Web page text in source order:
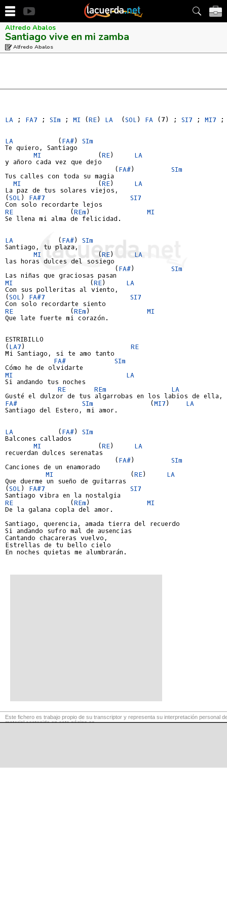
Alfredo Abalos
Santiago vive en mi zamba
Alfredo Abalos
LA ; FA7 ; SIm ; MI (RE) LA (SOL ) FA (7) ; SI7 ; MI7
LA
          (
FA#) SIm
Te quiero, Santiago
MI
             (
RE) LA
y añoro cada vez que dejo
                           (
FA#) SIm
Tus calles con toda su magia
MI
                  (
RE) LA
La paz de tus solares viejos,
(SOL ) FA#7
SI7
RE
             (
REm) MI
Se llena mi alma de felicidad.
LA
          (
FA#) SIm
Santiago, tu plaza,
MI
             (
RE) LA
las horas dulces del sosiego
                           (
FA#) SIm
MI
                  (
RE) LA
Con sus polleritas al viento,
(SOL ) FA#7
SI7
RE
             (
REm) MI
Que late fuerte mi corazón.
ESTRIBILLO
(LA7) RE
Mi Santiago, si te amo tanto
FA#
SIm
MI
LA
Si andando tus noches
RE
REm
LA
FA#
SIm
              (
MI7) LA
Santiago del Estero, mi amor.
LA
          (
FA#) SIm
Balcones callados
MI
             (
RE) LA
recuerdan dulces serenatas
                           (
FA#) SIm
Canciones de un enamorado
MI
                  (
RE) LA
Que duerme un sueño de guitarras
(SOL ) FA#7
SI7
RE
             (
REm) MI
De la galana copla del amor.
Santiago, querencia, amada tierra del recuerdo
Si andando sufro mal de ausencias
Cantando chacareras vuelvo,
Estrellas de tu bello cielo
En noches quietas me alumbrarán.
Este fichero es trabajo propio de su transcriptor y representa su interpretación personal
material contenido en esta página es